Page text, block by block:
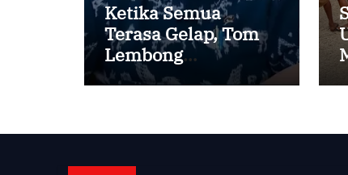
Ketika Semua
Terasa Gelap, Tom
Lembong
Menemukan Cinta